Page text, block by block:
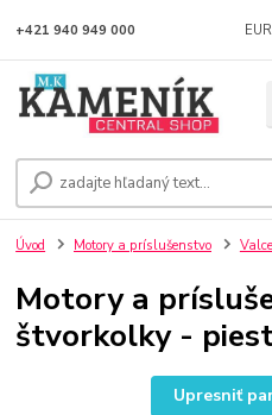
EUR
+421 940 949 000
Úvod Motory a príslušenstvo
Motory a
štvorkolky -
Upresniť